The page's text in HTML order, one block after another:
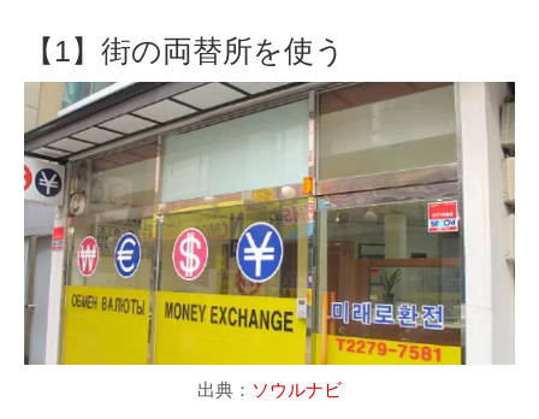
【1】街の両替所を使う
出典： ソウルナビ